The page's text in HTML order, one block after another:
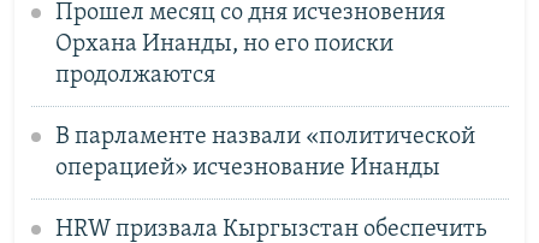
Прошел месяц со дня исчезновения
Орхана Инанды, но его поиски
продолжаются
В парламенте назвали «политической
операцией» исчезнование Инанды
HRW призвала Кыргызстан обеспечить